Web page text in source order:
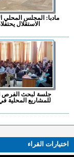
مادبا: المجلس المحلي
الاستقلال
جلسة لبحث الفرص
للمشاريع المحلية
اختيارات القراء